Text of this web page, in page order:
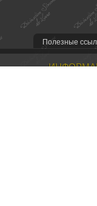
Полезные